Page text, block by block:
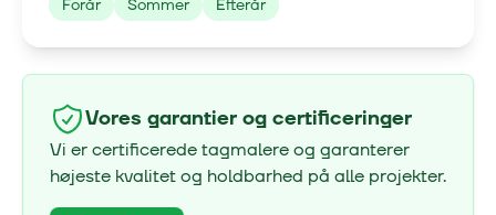
Forår Sommer Efterår
Vores garantier og certificeringer
Vi er certificerede tagmalere og garanterer
højeste kvalitet og holdbarhed på alle projekter.